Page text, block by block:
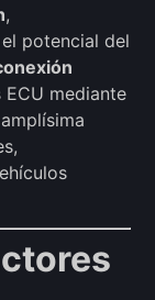
,
potencial del
ECU mediante